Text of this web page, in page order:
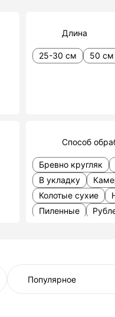
Длина
25-30 см 50 см
Способ
Бревно кругляк
В укладку
Колотые сухие
Пиленные